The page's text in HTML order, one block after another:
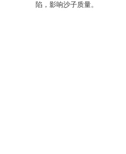
陷，影响沙子质量。